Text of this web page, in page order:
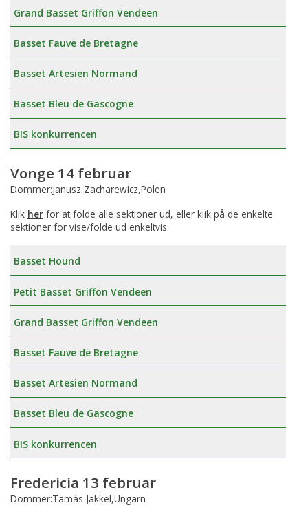
Grand Basset Griffon Vendeen
Basset Fauve de Bretagne
Basset Artesien Normand
Basset Bleu de Gascogne
BIS konkurrencen
Vonge 14 februar
Dommer:Janusz Zacharewicz,Polen
Klik her for at folde alle sektioner ud, eller klik på de enkelte
sektioner for vise/folde ud enkeltvis.
Basset Hound
Petit Basset Griffon Vendeen
Grand Basset Griffon Vendeen
Basset Fauve de Bretagne
Basset Artesien Normand
Basset Bleu de Gascogne
BIS konkurrencen
Fredericia 13 februar
Dommer:Tamás Jakkel,Ungarn